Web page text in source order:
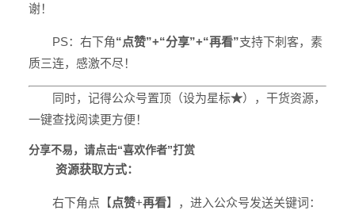
谢！
PS：右下角“点赞”+“分享”+“再看”支持下刺客，素
质三连，感激不尽！
同时，记得公众号置顶（设为星标★），干货资源，
一键查找阅读更方便！
分享不易，请点击“喜欢作者”打赏
资源获取方式：
右下角点【点赞+再看】，进入公众号发送关键词：